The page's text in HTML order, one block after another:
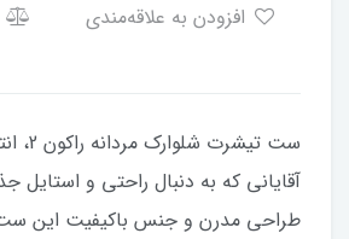
ست
آقایانی که به دنبال راحتی و استایل
طراحی مدرن و جنس باکیفیت این